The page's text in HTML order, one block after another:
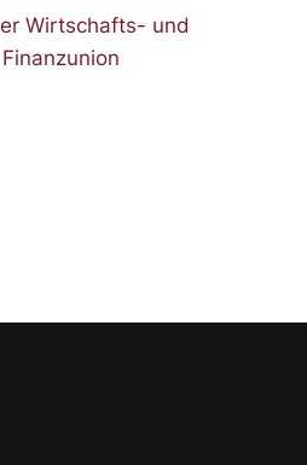
Wirtschafts- und